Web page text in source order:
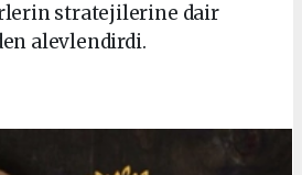
stratejilerine dair
alevlendirdi.